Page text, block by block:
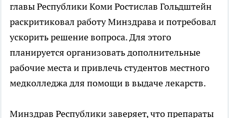
главы Республики Коми Ростислав Гольдштейн
раскритиковал работу Минздрава и потребовал
ускорить решение вопроса. Для этого
планируется организовать дополнительные
рабочие места и привлечь студентов местного
медколледжа для помощи в выдаче лекарств.
Минздрав Республики заверяет, что препараты